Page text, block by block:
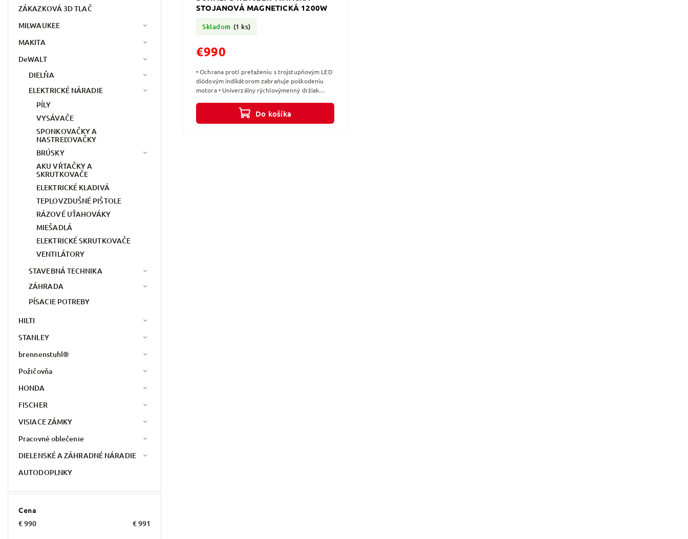
ZÁKAZKOVÁ 3D TLAČ
MILWAUKEE
MAKITA
DeWALT
DIELŇA
ELEKTRICKÉ NÁRADIE
PÍLY
VYSÁVAČE
SPONKOVAČKY A
NASTREĽOVAČKY
BRÚSKY
AKU VŔTAČKY A
SKRUTKOVAČE
ELEKTRICKÉ KLADIVÁ
TEPLOVZDUŠNÉ PIŠTOLE
RÁZOVÉ UŤAHOVÁKY
MIEŠADLÁ
ELEKTRICKÉ SKRUTKOVAČE
VENTILÁTORY
STAVEBNÁ TECHNIKA
ZÁHRADA
PÍSACIE POTREBY
HILTI
STANLEY
brennenstuhl®
Požičovňa
HONDA
FISCHER
VISIACE ZÁMKY
Pracovné oblečenie
DIELENSKÉ A ZÁHRADNÉ NÁRADIE
AUTODOPLNKY
Cena
€990 €991
STOJANOVÁ MAGNETICKÁ 1200W
Skladom (1 ks)
€990
Do košíka
• Ochrana proti preťaženiu s trojstupňovým LED
diódovým indikátorom zabraňuje poškodeniu
motora • Univerzálny rýchlovýmenný držiak